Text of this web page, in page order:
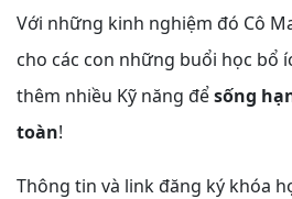
Với những kinh nghiệm đó Cô
cho các con những buổi học bổ
thêm nhiều Kỹ năng đểsống
toàn!
Thông tin và link đăng ký khóa